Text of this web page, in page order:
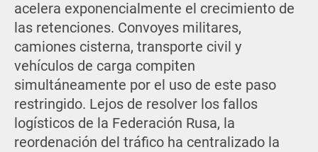
acelera exponencialmente el crecimiento de
las retenciones. Convoyes militares,
camiones cisterna, transporte civil y
vehículos de carga compiten
simultáneamente por el uso de este paso
restringido. Lejos de resolver los fallos
logísticos de la Federación Rusa, la
reordenación del tráfico ha centralizado la